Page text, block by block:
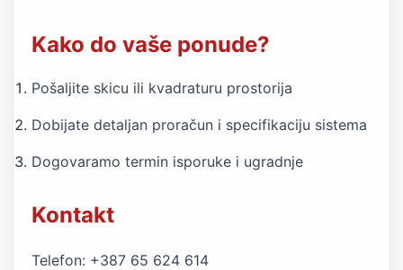
Kako do vaše ponude?
Pošaljite skicu ili kvadraturu prostorija
Dobijate detaljan proračun i specifikaciju sistema
Dogovaramo termin isporuke i ugradnje
Kontakt
Telefon: +387 65 624 614